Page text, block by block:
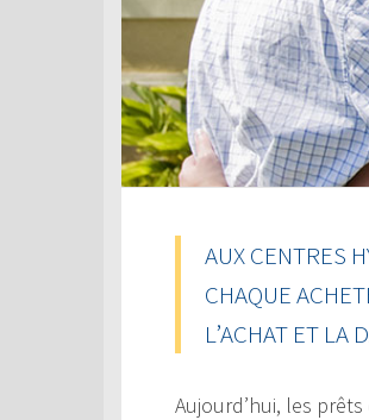
AUX CENTRES
CHAQUE
L’ACHAT ET LA
Aujourd’hui, les